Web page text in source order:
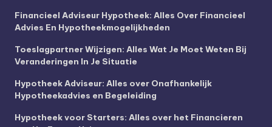
Financieel Adviseur Hypotheek: Alles Over Financieel
Advies En Hypotheekmogelijkheden
Toeslagpartner Wijzigen: Alles Wat Je Moet Weten Bij
Veranderingen In Je Situatie
Hypotheek Adviseur: Alles over Onafhankelijk
Hypotheekadvies en Begeleiding
Hypotheek voor Starters: Alles over het Financieren